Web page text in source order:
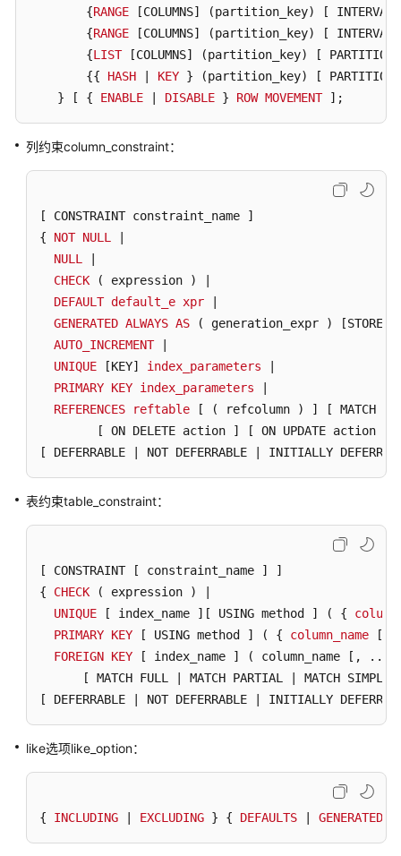
发
SQL
优
指
参
考
SQL
关
字
常
量
与
宏
函
操
作
        {
RANGE [COLUMNS] (partition_key)
[
        {
RANGE [COLUMNS] (partition_key)
[
        {
LIST [COLUMNS] (partition_key)
[
        {{
HASH KEY } (partition_key)
[
    } [ {
ENABLE DISABLE } ROW MOVEMENT ];
列约束column_constraint：
[ CONSTRAINT constraint_name ]
{ NOT NULL
NULL
CHECK ( expression ) |
DEFAULT default_e xpr
GENERATED ALWAYS AS ( generation_expr ) [STORED]
AUTO_INCREMENT |
UNIQUE
[KEY] index_parameters
PRIMARY KEY index_parameters
REFERENCES
reftable [ ( refcolumn ) ]
[ MATCH
[ ON DELETE action ]
[ ON UPDATE action ]
[ DEFERRABLE | NOT DEFERRABLE | INITIALLY
表约束table_constraint：
[ CONSTRAINT [ constraint_name ]
]
{ CHECK ( expression ) |
UNIQUE
[ index_name ] [ USING method ] ( {
PRIMARY KEY [ USING method ] ( { column_name
[
FOREIGN KEY [ index_name ]
( column_name [,
[ MATCH FULL | MATCH PARTIAL | MATCH SIMPLE
[ DEFERRABLE | NOT DEFERRABLE | INITIALLY
like选项like_option：
{ INCLUDING EXCLUDING } { DEFAULTS GENERATED